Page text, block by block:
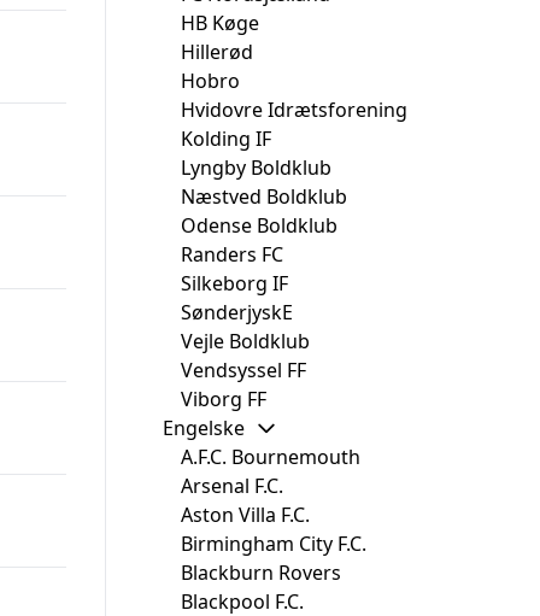
HB Køge
Hillerød
Hobro
Hvidovre Idrætsforening
Kolding IF
Lyngby Boldklub
Næstved Boldklub
Odense Boldklub
Randers FC
Silkeborg IF
SønderjyskE
Vejle Boldklub
Vendsyssel FF
Viborg FF
Engelske
A.F.C. Bournemouth
Arsenal F.C.
Aston Villa F.C.
Birmingham City F.C.
Blackburn Rovers
Blackpool F.C.